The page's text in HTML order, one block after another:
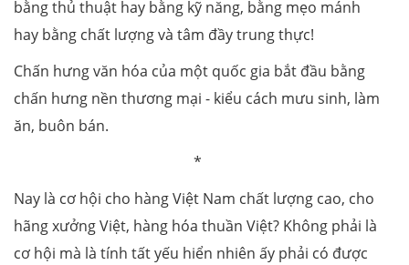
bằng thủ thuật hay bằng kỹ năng, bằng mẹo mánh
hay bằng chất lượng và tâm đầy trung thực!
Chấn hưng văn hóa của một quốc gia bắt đầu bằng
chấn hưng nền thương mại - kiểu cách mưu sinh, làm
ăn, buôn bán.
*
Nay là cơ hội cho hàng Việt Nam chất lượng cao, cho
hãng xưởng Việt, hàng hóa thuần Việt? Không phải là
cơ hội mà là tính tất yếu hiển nhiên ấy phải có được